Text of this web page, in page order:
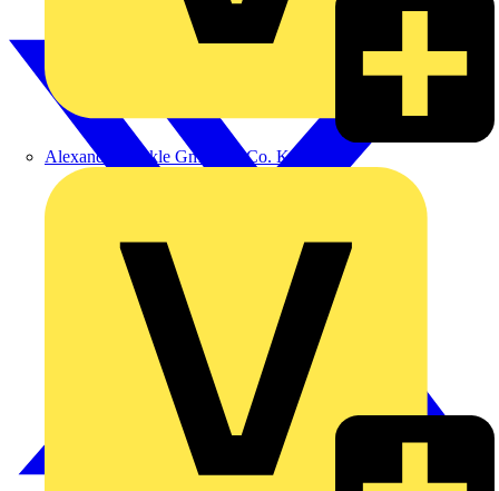
Alexander Bürkle GmbH & Co. KG